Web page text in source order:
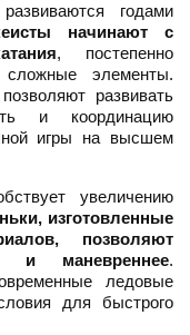
годами
начинают с
, постепенно
сложные элементы.
развивать
и координацию
игры на высшем
увеличению
изготовленные
позволяют
и маневреннее.
ледовые
для быстрого